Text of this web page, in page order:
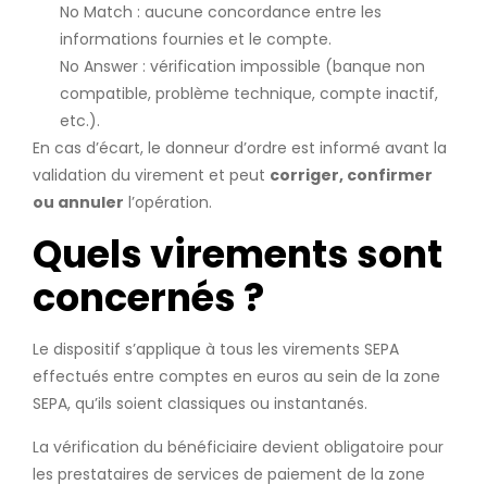
No Match : aucune concordance entre les
informations fournies et le compte.
No Answer : vérification impossible (banque non
compatible, problème technique, compte inactif,
etc.).
En cas d’écart, le donneur d’ordre est informé avant la
validation du virement et peut corriger, confirmer
ou annuler l’opération.
Quels virements sont
concernés ?
Le dispositif s’applique à tous les virements SEPA
effectués entre comptes en euros au sein de la zone
SEPA, qu’ils soient classiques ou instantanés.
La vérification du bénéficiaire devient obligatoire pour
les prestataires de services de paiement de la zone